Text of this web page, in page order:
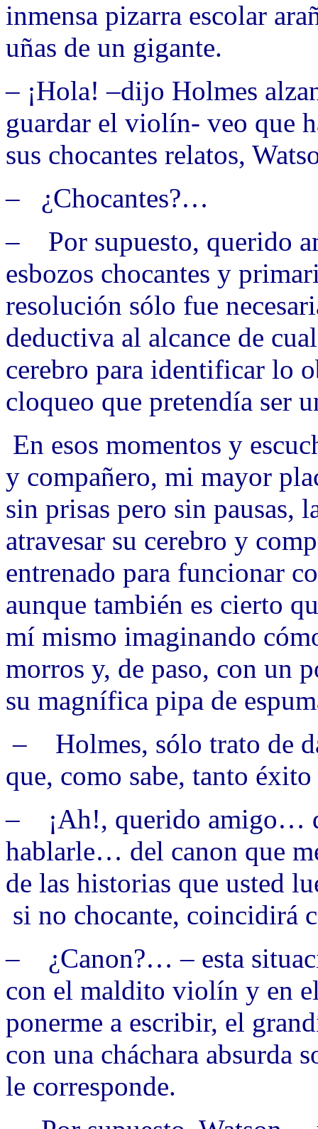
inmensa pizarra escolar
uñas de un gigante.
– ¡Hola! –dijo Holmes
guardar el violín- veo que
sus chocantes relatos,
– ¿Chocantes?…
– Por supuesto, querido
esbozos chocantes y
resolución sólo fue
deductiva al alcance de
cerebro para identificar lo
cloqueo que pretendía ser
En esos momentos y
y compañero, mi mayor
sin prisas pero sin
atravesar su cerebro y
entrenado para funcionar
aunque también es cierto
mí mismo imaginando
morros y, de paso, con un
su magnífica pipa de
– Holmes, sólo trato de
que, como sabe, tanto
– ¡Ah!, querido amigo…
hablarle… del canon que
de las historias que usted
si no chocante, coincidirá
– ¿Canon?… – esta
con el maldito violín y en
ponerme a escribir, el
con una cháchara absurda
le corresponde.